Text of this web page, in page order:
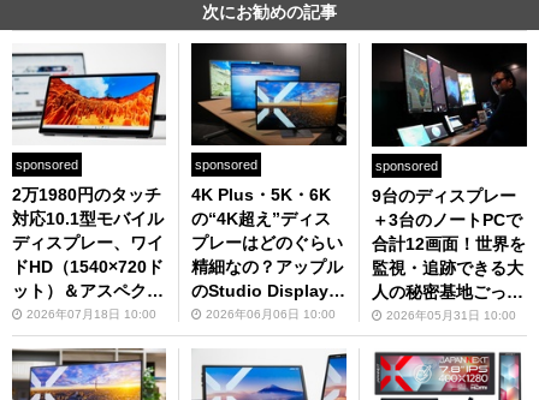
次にお勧めの記事
sponsored
2万1980円のタッチ
対応10.1型モバイル
ディスプレー、ワイ
ドHD（1540×720ド
ット）＆アスペクト
比77：36って聞き
なじみないけど使い
やすいの？
2026年07月18日 10:00
sponsored
4K Plus・5K・6K
の“4K超え”ディス
プレーはどのぐらい
精細なの？アップル
のStudio Displayよ
りもはるかに安いモ
デルで比較してみた
2026年06月06日 10:00
sponsored
9台のディスプレー
＋3台のノートPCで
合計12画面！世界を
監視・追跡できる大
人の秘密基地ごっこ
をご覧あれ
2026年05月31日 10:00